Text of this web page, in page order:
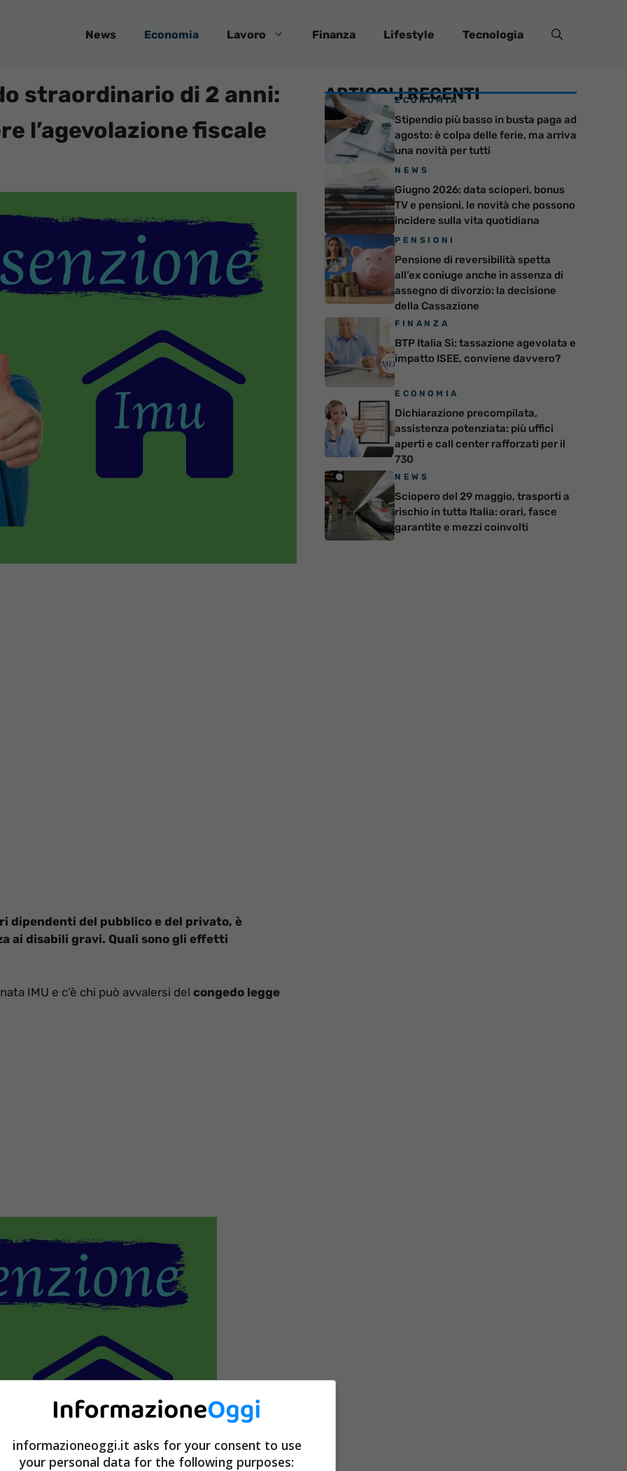
News Economia Lavoro Finanza Lifestyle Tecnologia
straordinario di 2 anni:
l’agevolazione fiscale
dipendenti del pubblico e del privato, è
ai disabili gravi. Quali sono gli effetti
IMU e c’è chi può avvalersi del congedo legge
ARTICOLI RECENTI
ECONOMIA
Stipendio più basso in busta paga ad
agosto: è colpa delle ferie, ma arriva
una novità per tutti
NEWS
Giugno 2026: data scioperi, bonus
TV e pensioni, le novità che possono
incidere sulla vita quotidiana
PENSIONI
Pensione di reversibilità spetta
all’ex coniuge anche in assenza di
assegno di divorzio: la decisione
della Cassazione
FINANZA
BTP Italia Sì: tassazione agevolata e
impatto ISEE, conviene davvero?
ECONOMIA
Dichiarazione precompilata,
assistenza potenziata: più uffici
aperti e call center rafforzati per il
730
NEWS
Sciopero del 29 maggio, trasporti a
rischio in tutta Italia: orari, fasce
garantite e mezzi coinvolti
informazioneoggi.it asks for your consent to use
your personal data for the following purposes: